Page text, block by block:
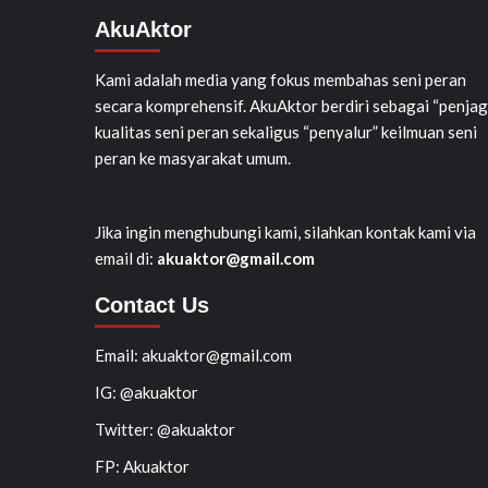
AkuAktor
Kami adalah media yang fokus membahas seni peran
secara komprehensif. AkuAktor berdiri sebagai
kualitas seni peran sekaligus “penyalur” keilmuan seni
peran ke masyarakat umum.
Jika ingin menghubungi kami, silahkan kontak kami via
email di: akuaktor@gmail.com
Contact Us
Email: akuaktor@gmail.com
IG: @akuaktor
Twitter: @akuaktor
FP: Akuaktor